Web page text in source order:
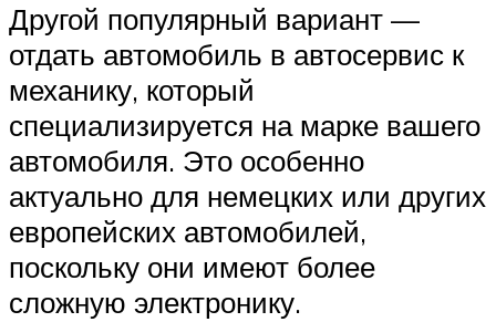
Другой популярный вариант —
отдать автомобиль в автосервис к
механику, который
специализируется на марке вашего
автомобиля. Это особенно
актуально для немецких или других
европейских автомобилей,
поскольку они имеют более
сложную электронику.